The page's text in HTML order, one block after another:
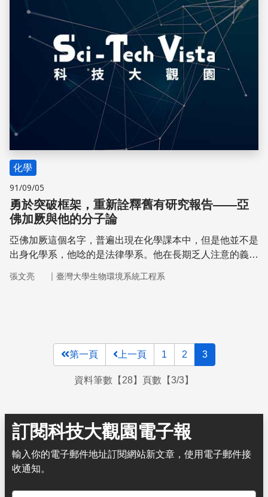
化學
91/09/05
勇於突破框架，重新詮釋舊有研究報告——亞
佛加厥與他的分子論
亞佛加厥這個名字，普遍出現在化學課本中，但是他並不是
出身化學系，他唸的是法律學系。他在長期乏人注意的義大
張文亮 ｜ 臺灣大學生物環境系統工程系
第一頁 上一頁 1 2 3
資料筆數【28】頁數【3/3】
訂閱科技大觀園電子報
輸入你的電子郵件地址訂閱網站新文章，使用電子郵件接
收通知。
電子郵件地址